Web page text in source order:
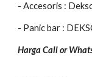
- Accesoris :
- Panic bar :
Harga Call or